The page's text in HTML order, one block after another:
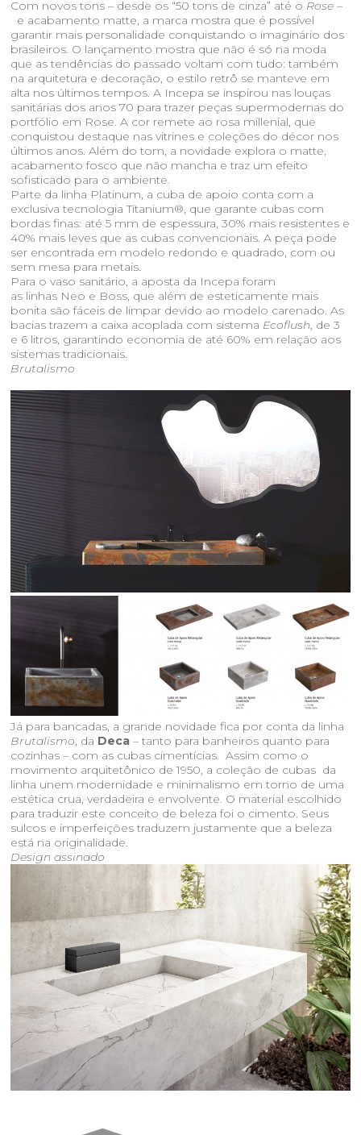
Com novos tons – desde os “50 tons de cinza” até o Rose –
e acabamento matte, a marca mostra que é possível
garantir mais personalidade conquistando o imaginário dos
brasileiros. O lançamento mostra que não é só na moda
que as tendências do passado voltam com tudo: também
na arquitetura e decoração, o estilo retrô se manteve em
alta nos últimos tempos. A Incepa se inspirou nas louças
sanitárias dos anos 70 para trazer peças supermodernas do
portfólio em Rose. A cor remete ao rosa millenial, que
conquistou destaque nas vitrines e coleções do décor nos
últimos anos. Além do tom, a novidade explora o matte,
acabamento fosco que não mancha e traz um efeito
sofisticado para o ambiente.
Parte da linha Platinum, a cuba de apoio conta com a
exclusiva tecnologia Titanium®, que garante cubas com
bordas finas: até 5 mm de espessura, 30% mais resistentes e
40% mais leves que as cubas convencionais. A peça pode
ser encontrada em modelo redondo e quadrado, com ou
sem mesa para metais.
Para o vaso sanitário, a aposta da Incepa foram
as linhas Neo e Boss, que além de esteticamente mais
bonita são fáceis de limpar devido ao modelo carenado. As
bacias trazem a caixa acoplada com sistema Ecoflush, de 3
e 6 litros, garantindo economia de até 60% em relação aos
sistemas tradicionais.
Brutalismo
Já para bancadas, a grande novidade fica por conta da linha
Brutalismo, da Deca– tanto para banheiros quanto para
cozinhas – com as cubas cimentícias. Assim como o
movimento arquitetônico de 1950, a coleção de cubas da
linha unem modernidade e minimalismo em torno de uma
estética crua, verdadeira e envolvente. O material escolhido
para traduzir este conceito de beleza foi o cimento. Seus
sulcos e imperfeições traduzem justamente que a beleza
está na originalidade.
Design assinado